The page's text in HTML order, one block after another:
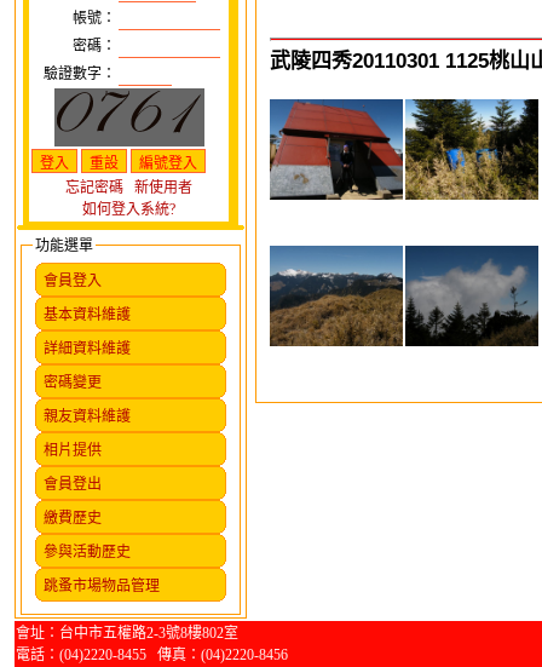
帳號：
密碼：
驗證數字：
忘記密碼
新使用者
如何登入系統?
功能選單
會員登入
基本資料維護
詳細資料維護
密碼變更
親友資料維護
相片提供
會員登出
繳費歷史
參與活動歷史
跳蚤市場物品管理
武陵四秀20110301 1125桃山
會址：台中市五權路2-3號8樓802室
電話：(04)2220-8455 傳真：(04)2220-8456